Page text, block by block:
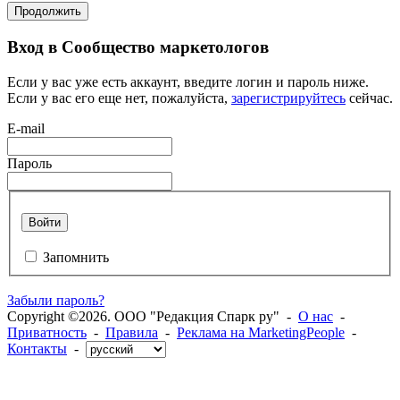
Продолжить
Вход в Сообщество маркетологов
Если у вас уже есть аккаунт, введите логин и пароль ниже.
Если у вас его еще нет, пожалуйста, зарегистрируйтесь сейчас.
E-mail
Пароль
Войти
Запомнить
Забыли пароль?
Copyright ©2026. ООО "Редакция Спарк ру" - О нас -
Приватность - Правила - Реклама на MarketingPeople -
Контакты -